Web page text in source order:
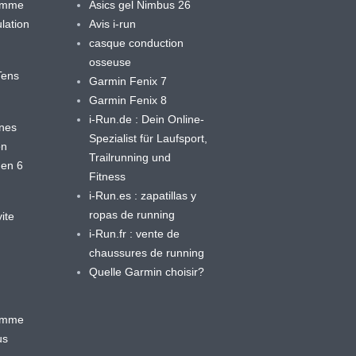
6
Asics gel Nimbus 26
Avis i-run
casque conduction
osseuse
Garmin Fenix 7
Garmin Fenix 8
i-Run.de : Dein Online-
Spezialist für Laufsport,
Trailrunning und
Fitness
i-Run.es : zapatillas y
ropas de running
i-Run.fr : vente de
chaussures de running
Quelle Garmin choisir?